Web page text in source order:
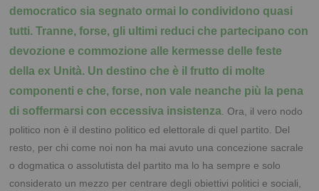
democratico sia segnato ormai lo condividono quasi
tutti. Tranne, forse, gli ultimi reduci che partecipano con
devozione e commozione alle kermesse delle feste
della ex Unità. Un destino che è il frutto di molte
componenti e che, forse, non vale neanche più la pena
di soffermarsi con eccessiva insistenza. Ora, il vero nodo
politico non è il destino politico ed elettorale di quel partito. Del
resto, per chi come noi non ha mai avuto una concezione sacrale
o dogmatica o assolutista del partito ma lo ha sempre e solo
considerato un mezzo per centrare degli obiettivi politici e sociali,